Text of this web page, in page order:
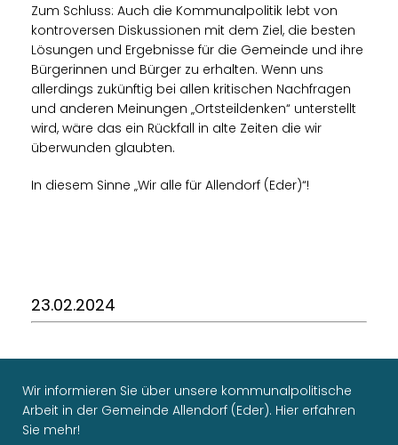
Zum Schluss: Auch die Kommunalpolitik lebt von
kontroversen Diskussionen mit dem Ziel, die besten
Lösungen und Ergebnisse für die Gemeinde und ihre
Bürgerinnen und Bürger zu erhalten. Wenn uns
allerdings zukünftig bei allen kritischen Nachfragen
und anderen Meinungen „Ortsteildenken“ unterstellt
wird, wäre das ein Rückfall in alte Zeiten die wir
überwunden glaubten.
In diesem Sinne „Wir alle für Allendorf (Eder)“!
23.02.2024
Wir informieren Sie über unsere kommunalpolitische
Arbeit in der Gemeinde Allendorf (Eder). Hier erfahren
Sie mehr!